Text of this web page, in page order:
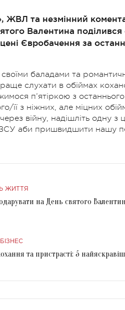
ЖВЛ та незмінний
Валентина
Євробачення за
своїми баладами та
слухати в обіймах
п’ятіркою з
її з ніжних, але міцних
війну, надішліть одну з
ЗСУ аби пришвидшити нашу
ЖИТТЯ
на День святого
та пристрасті: 5